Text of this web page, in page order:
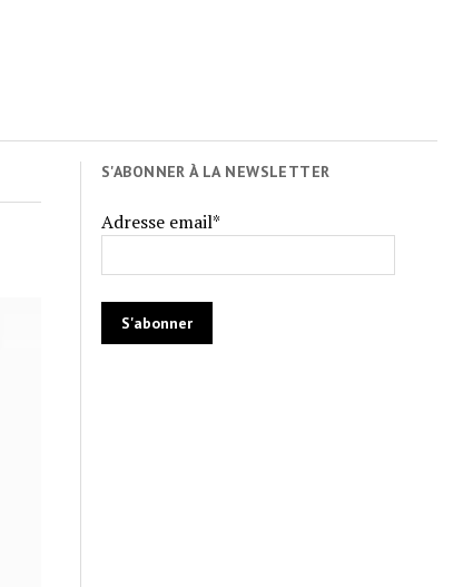
S'ABONNER À LA NEWSLETTER
Adresse email*